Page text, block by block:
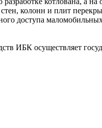
колонн и плит
доступа
ИБК осуществляет